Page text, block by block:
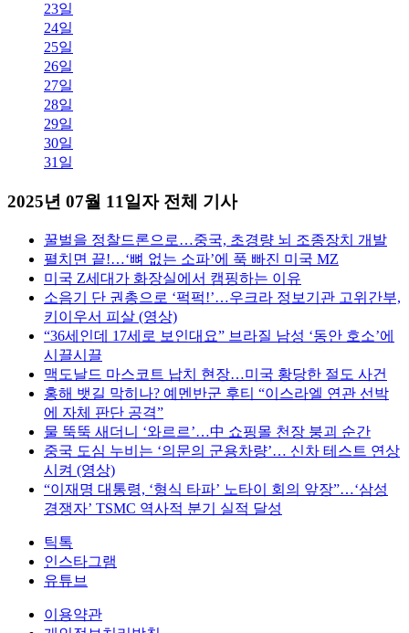
23일
24일
25일
26일
27일
28일
29일
30일
31일
2025년 07월 11일자 전체 기사
꿀벌을 정찰드론으로…중국, 초경량 뇌 조종장치 개발
펼치면 끝!…‘뼈 없는 소파’에 푹 빠진 미국 MZ
미국 Z세대가 화장실에서 캠핑하는 이유
소음기 단 권총으로 ‘퍽퍽!’…우크라 정보기관 고위간부,
키이우서 피살 (영상)
“36세인데 17세로 보인대요” 브라질 남성 ‘동안 호소’에
시끌시끌
맥도날드 마스코트 납치 현장…미국 황당한 절도 사건
홍해 뱃길 막히나? 예멘반군 후티 “이스라엘 연관 선박
에 자체 판단 공격”
물 뚝뚝 새더니 ‘와르르’…中 쇼핑몰 천장 붕괴 순간
중국 도심 누비는 ‘의문의 군용차량’… 신차 테스트 연상
시켜 (영상)
“이재명 대통령, ‘형식 타파’ 노타이 회의 앞장”…‘삼성
경쟁자’ TSMC 역사적 분기 실적 달성
틱톡
인스타그램
유튜브
이용약관